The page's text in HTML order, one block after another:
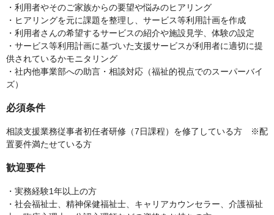
・利用者やそのご家族からの要望や悩みのヒアリング
・ヒアリングを元に課題を整理し、サービス等利用計画を作成
・利用者さんの希望するサービスの紹介や施設見学、体験の設定
・サービス等利用計画に基づいた支援サービスが利用者に適切に提
供されているかモニタリング
・社内他事業部への助言・相談対応（福祉的視点でのスーパーバイ
ズ）
必須条件
相談支援業務従事者初任者研修（7日課程）を修了している方 ※配
置要件満たせている方
歓迎要件
・実務経験1年以上の方
・社会福祉士、精神保健福祉士、キャリアカウンセラー、介護福祉